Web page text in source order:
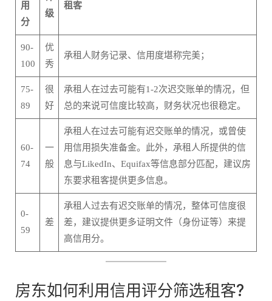
用
分
级
租客
90-
100
优
秀
承租人财务记录、信用度堪称完美；
75-
89
很
好
承租人在过去可能有1-2次迟交账单的情况，但
总的来说可信度比较高，财务状况也很稳定。
60-
74
一
般
承租人在过去可能有迟交账单的情况，或曾使
用信用损失准备金。此外，承租人所提供的信
息与LikedIn、Equifax等信息部分匹配，建议房
东要求租客提供更多信息。
0-
59
差
承租人过去有迟交账单的情况，整体可信度很
差，建议提供更多证明文件（身份证等）来提
高信用分。
房东如何利用信用评分筛选租客?